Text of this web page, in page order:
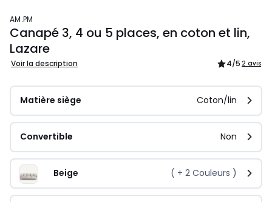
AM.PM
Canapé 3, 4 ou 5 places, en coton et lin,
Lazare
Voir la description 4/5 2 avis
Matière siège Coton/lin
Convertible Non
Beige ( + 2 Couleurs )